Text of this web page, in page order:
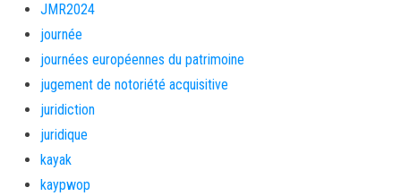
JMR2024
journée
journées européennes du patrimoine
jugement de notoriété acquisitive
juridiction
juridique
kayak
kaypwop